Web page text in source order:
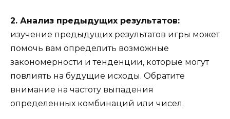
2. Анализ предыдущих результатов:
изучение предыдущих результатов игры может
помочь вам определить возможные
закономерности и тенденции, которые могут
повлиять на будущие исходы. Обратите
внимание на частоту выпадения
определенных комбинаций или чисел.